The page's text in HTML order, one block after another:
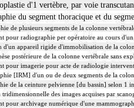
d'1 vertèbre, par voie
du segment thoracique et du
de plusieurs segments de la colonne
pour radiographie per opératoire au cours
d'un appareil rigide d'immobilisation de la
postérieure de la colonne vertébrale sans
pour imagerie pour acte de radiologie
[IRM] d'un ou de deux segments de la
de la ceinture pelvienne [du bassin] selon 1
tridimensionnelle des images acquises par
pour archivage numérique d'une